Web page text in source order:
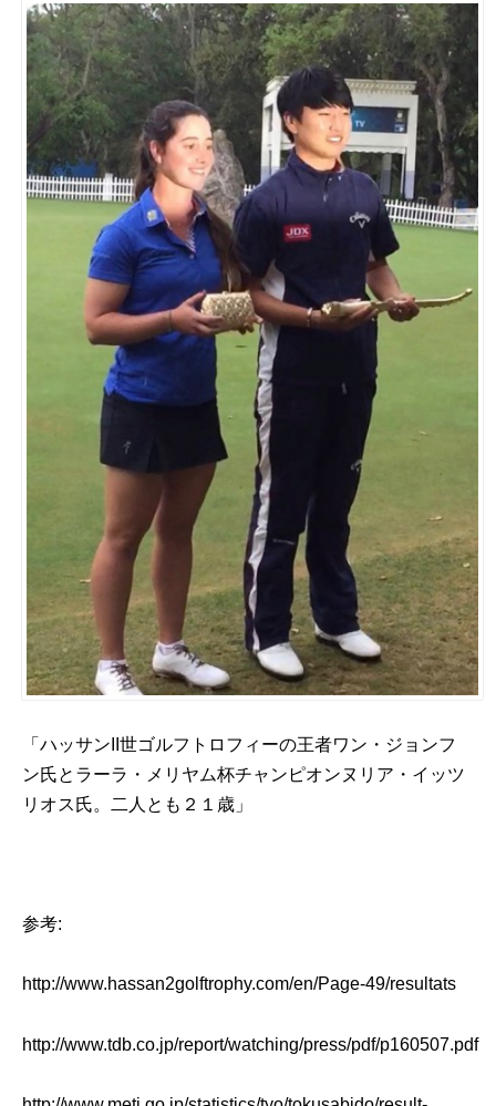
「ハッサンII世ゴルフトロフィーの王者ワン・ジョンフ
ン氏とラーラ・メリヤム杯チャンピオンヌリア・イッツ
リオス氏。二人とも２１歳」
参考:
http://www.hassan2golftrophy.com/en/Page-49/resultats
http://www.tdb.co.jp/report/watching/press/pdf/p160507.pdf